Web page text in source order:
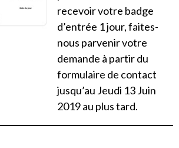
recevoir votre badge
d’entrée 1 jour, faites-
nous parvenir votre
demande à partir du
formulaire de contact
jusqu’au Jeudi 13 Juin
2019 au plus tard.